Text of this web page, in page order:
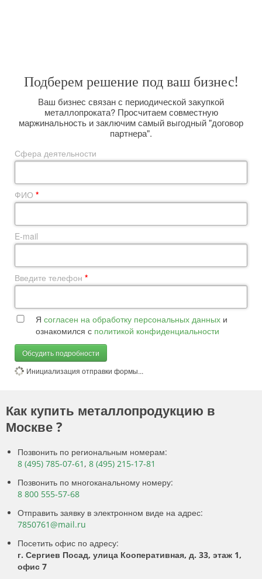
Подберем решение под ваш бизнес!
Ваш бизнес связан с периодической закупкой
металлопроката? Просчитаем совместную
маржинальность и заключим самый выгодный "договор
партнера".
Сфера деятельности
ФИО *
E-mail
Введите телефон *
Я согласен на обработку персональных данных и
ознакомился с политикой конфиденциальности
Обсудить подробности
Инициализация отправки формы...
Как купить металлопродукцию в
Москве ?
Позвонить по региональным номерам:
8 (495) 785-07-61 , 8 (495) 215-17-81
Позвонить по многоканальному номеру:
8 800 555-57-68
Отправить заявку в электронном виде на адрес:
7850761@mail.ru
Посетить офис по адресу:
г. Сергиев Посад, улица Кооперативная, д. 33, этаж 1,
офис 7